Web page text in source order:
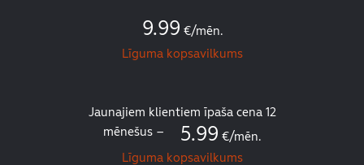
9.99 €/mēn.
Līguma kopsavilkums
Jaunajiem klientiem īpaša cena 12
mēnešus –
5.99 €/mēn.
Līguma kopsavilkums